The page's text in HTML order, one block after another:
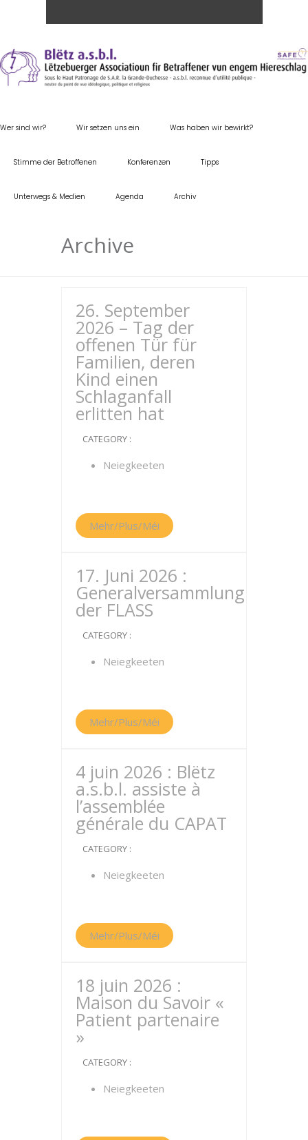
Wer sind wir? Wir setzen uns ein Was haben wir bewirkt?
Stimme der Betroffenen Konferenzen Tipps
Unterwegs & Medien Agenda Archiv
Archive
26. September
2026 – Tag der
offenen Tür für
Familien, deren
Kind einen
Schlaganfall
erlitten hat
CATEGORY :
Neiegkeeten
Mehr/Plus/Méi
17. Juni 2026 :
Generalversammlung
der FLASS
CATEGORY :
Neiegkeeten
Mehr/Plus/Méi
4 juin 2026 : Blëtz
a.s.b.l. assiste à
l’assemblée
générale du CAPAT
CATEGORY :
Neiegkeeten
Mehr/Plus/Méi
18 juin 2026 :
Maison du Savoir «
Patient partenaire
»
CATEGORY :
Neiegkeeten